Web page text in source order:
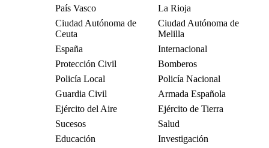
País Vasco
La Rioja
Ciudad Autónoma de
Ceuta
Ciudad Autónoma de
Melilla
España
Internacional
Protección Civil
Bomberos
Policía Local
Policía Nacional
Guardia Civil
Armada Española
Ejército del Aire
Ejército de Tierra
Sucesos
Salud
Educación
Investigación